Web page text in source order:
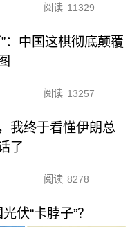
阅读 11329
：中国这棋彻底颠覆
阅读 13257
我终于看懂伊朗总
了
阅读 8278
伏“卡脖子”？